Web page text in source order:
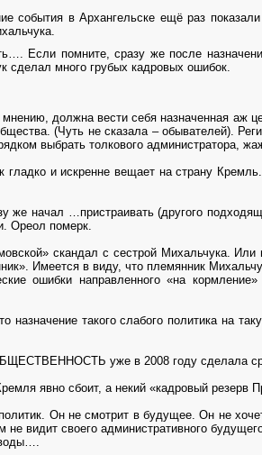
события в Архангельске ещё раз
Если помните, сразу же после
сделал много грубых кадровых ошибок.
должна вести себя назначенная аж
(Чуть не сказала – обывателей).
выбрать толкового администратора,
гладко и искренне вещает на страну
же начал …пристраивать (другого
Ореол померк.
скандал с сестрой Михальчука.
Имеется в виду, что племянник
ошибки направленного «на
назначение такого слабого политика на
уже в 2008 году сделала
явно сбоит, а некий «кадровый резерв
Он не смотрит в будущее. Он не
не видит своего административного